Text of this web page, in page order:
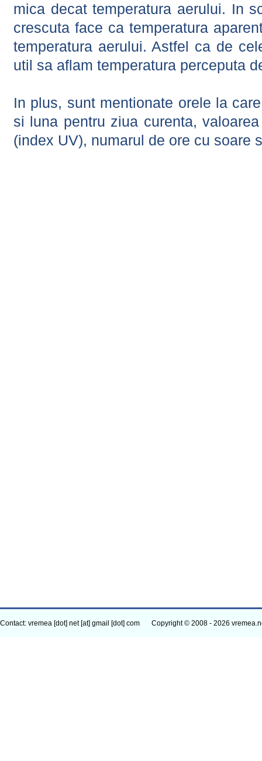
mica decat temperatura aerului. In
crescuta face ca temperatura
temperatura aerului. Astfel ca de
util sa aflam temperatura perceputa
In plus, sunt mentionate orele la
si luna pentru ziua curenta,
(index UV), numarul de ore cu soare
Contact: vremea [dot] net [at] gmail [dot] com Copyright © 2008 - 2026